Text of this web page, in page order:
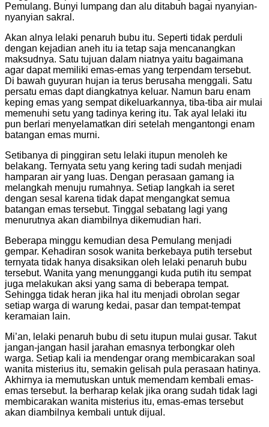
Pemulang. Bunyi lumpang dan alu ditabuh bagai nyanyian-
nyanyian sakral.
Akan alnya lelaki penaruh bubu itu. Seperti tidak perduli
dengan kejadian aneh itu ia tetap saja mencanangkan
maksudnya. Satu tujuan dalam niatnya yaitu bagaimana
agar dapat memiliki emas-emas yang terpendam tersebut.
Di bawah guyuran hujan ia terus berusaha menggali. Satu
persatu emas dapt diangkatnya keluar. Namun baru enam
keping emas yang sempat dikeluarkannya, tiba-tiba air mulai
memenuhi setu yang tadinya kering itu. Tak ayal lelaki itu
pun berlari menyelamatkan diri setelah mengantongi enam
batangan emas murni.
Setibanya di pinggiran setu lelaki itupun menoleh ke
belakang. Ternyata setu yang kering tadi sudah menjadi
hamparan air yang luas. Dengan perasaan gamang ia
melangkah menuju rumahnya. Setiap langkah ia seret
dengan sesal karena tidak dapat mengangkat semua
batangan emas tersebut. Tinggal sebatang lagi yang
menurutnya akan diambilnya dikemudian hari.
Beberapa minggu kemudian desa Pemulang menjadi
gempar. Kehadiran sosok wanita berkebaya putih tersebut
ternyata tidak hanya disaksikan oleh lelaki penaruh bubu
tersebut. Wanita yang menunggangi kuda putih itu sempat
juga melakukan aksi yang sama di beberapa tempat.
Sehingga tidak heran jika hal itu menjadi obrolan segar
setiap warga di warung kedai, pasar dan tempat-tempat
keramaian lain.
Mi’an, lelaki penaruh bubu di setu itupun mulai gusar. Takut
jangan-jangan hasil jarahan emasnya terbongkar oleh
warga. Setiap kali ia mendengar orang membicarakan soal
wanita misterius itu, semakin gelisah pula perasaan hatinya.
Akhirnya ia memutuskan untuk memendam kembali emas-
emas tersebut. Ia berharap kelak jika orang sudah tidak lagi
membicarakan wanita misterius itu, emas-emas tersebut
akan diambilnya kembali untuk dijual.